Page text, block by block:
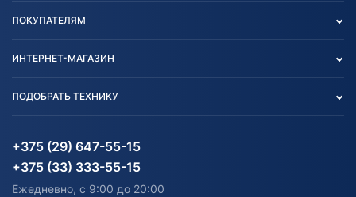
Блог
Карта сайта
ПОКУПАТЕЛЯМ
Согласие на обработку
Информация до получения
согласия на обработку
персональных данных
ИНТЕРНЕТ-МАГАЗИН
Агротехника
Водный транспорт
Электротранспорт
Активный отдых и спорт
ПОДОБРАТЬ ТЕХНИКУ
Агротехника
Электротранспорт
Лодочные моторные
+375 (29) 647-55-15
+375 (33) 333-55-15
Ежедневно, с 9:00 до 20:00